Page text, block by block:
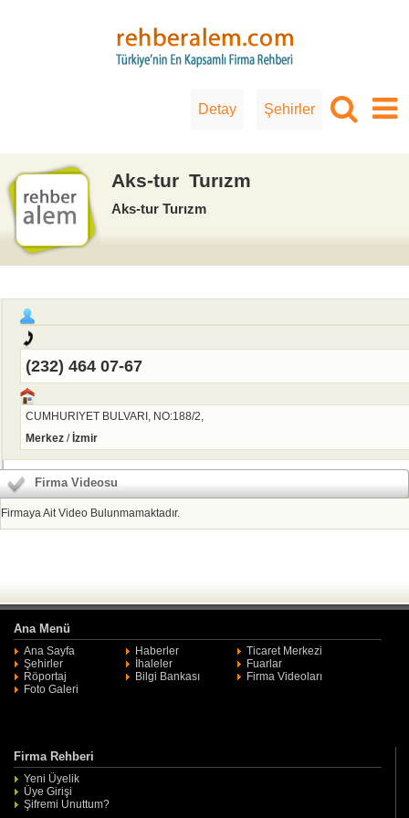
Detay Şehirler
Aks-tur Turızm
Aks-tur Turızm
(232) 464 07-67
CUMHURIYET BULVARI, NO:188/2,
Merkez/ İzmir
Firma Videosu
Firmaya Ait Video Bulunmamaktadır.
Ana Menü
Ana Sayfa Haberler
Ticaret Merkezi
Şehirler
İhaleler
Fuarlar
Röportaj
Bilgi Bankası
Firma Videoları
Foto Galeri
Firma Rehberi
Yeni Üyelik
Üye Girişi
Şifremi Unuttum?